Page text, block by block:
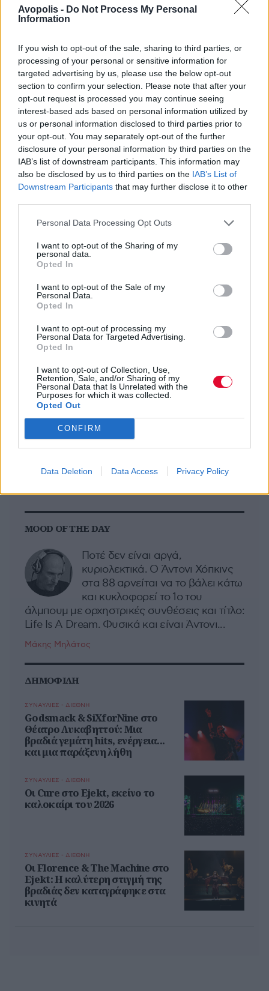
Avopolis - Do Not Process My Personal
Information
If you wish to opt-out of the sale, sharing to third parties, or
processing of your personal or sensitive information for
targeted advertising by us, please use the below opt-out
section to confirm your selection. Please note that after your
opt-out request is processed you may continue seeing
interest-based ads based on personal information utilized by
us or personal information disclosed to third parties prior to
your opt-out. You may separately opt-out of the further
disclosure of your personal information by third parties on the
IAB’s list of downstream participants. This information may
also be disclosed by us to third parties on the IAB’s List of
Downstream Participants that may further disclose it to other
Personal Data Processing Opt Outs
I want to opt-out of the Sharing of my
personal data.
Opted In
I want to opt-out of the Sale of my
Personal Data.
Opted In
I want to opt-out of processing my
Personal Data for Targeted Advertising.
Opted In
I want to opt-out of Collection, Use,
Retention, Sale, and/or Sharing of my
Personal Data that Is Unrelated with the
Purposes for which it was collected.
Opted Out
CONFIRM
Data Deletion Data Access Privacy Policy
ΣΥΝΑΥΛΙΕΣ - ΕΛΛΗΝΙΚΑ
Closer
ΧΆΡΗΣ ΣΥΜΒΟΥΛΊΔΗΣ ΣΥΝΑΥΛΙΕΣ - ΕΛΛΗΝΙΚΑ
Schoolwave Sunday 4: Musica Ficta,
Rosebleed, Ska Bangies, Grain Of Sense
ΧΆΡΗΣ ΣΥΜΒΟΥΛΊΔΗΣ ΣΥΝΑΥΛΙΕΣ - ΕΛΛΗΝΙΚΑ ΝΟΕ 26,2007
Sigmatropic
ΈΦΗ ΠΑΡΊΣΗ (+ ΦΩΤΟΦΡΑΦΊΕΣ) ΣΥΝΑΥΛΙΕΣ - ΕΛΛΗΝΙΚΑ ΝΟΕ 19,2007
Χειμερινοί Κολυμβητές
Schoolwave Sunday 3: Minerva, Looming
Titties, No Profile, Danger By Design
Σελίδα 121 από 137
MOOD OF THE DAY
Ποτέ δεν είναι αργά,
κυριολεκτικά. Ο Άντονι Χόπκινς
στα 88 αρνείται να το βάλει κάτω
και κυκλοφορεί το 1ο του
άλμπουμ με ορχηστρικές συνθέσεις και τίτλο:
Life Is A Dream. Φυσικά και είναι Άντονι...
Μάκης Μηλάτος
ΔΗΜΟΦΙΛΗ
ΣΥΝΑΥΛΙΕΣ - ΔΙΕΘΝΗ
Godsmack & SiXforNine στο
Θέατρο Λυκαβηττού: Μια
βραδιά γεμάτη hits, ενέργεια...
και μια παράξενη λήθη
ΣΥΝΑΥΛΙΕΣ - ΔΙΕΘΝΗ
Οι Cure στο Ejekt, εκείνο το
καλοκαίρι του 2026
ΣΥΝΑΥΛΙΕΣ - ΔΙΕΘΝΗ
Oι Florence & The Machine στο
Ejekt: Η καλύτερη στιγμή της
βραδιάς δεν καταγράφηκε στα
κινητά